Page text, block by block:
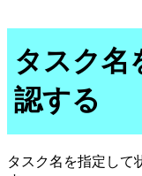
タスク名
認する
タスク名を指定して